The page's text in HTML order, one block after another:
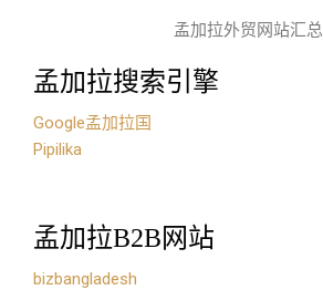
孟加拉外贸网站汇总
孟加拉搜索引擎
Google孟加拉国
Pipilika
孟加拉B2B网站
bizbangladesh